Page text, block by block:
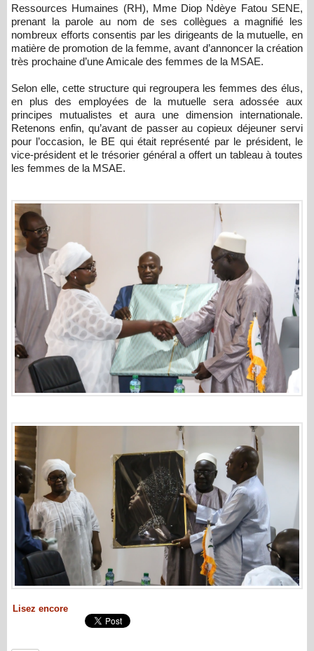
Ressources Humaines (RH), Mme Diop Ndèye Fatou SENE,
prenant la parole au nom de ses collègues a magnifié les
nombreux efforts consentis par les dirigeants de la mutuelle, en
matière de promotion de la femme, avant d’annoncer la création
très prochaine d’une Amicale des femmes de la MSAE.
Selon elle, cette structure qui regroupera les femmes des élus,
en plus des employées de la mutuelle sera adossée aux
principes mutualistes et aura une dimension internationale.
Retenons enfin, qu’avant de passer au copieux déjeuner servi
pour l’occasion, le BE qui était représenté par le président, le
vice-président et le trésorier général a offert un tableau à toutes
les femmes de la MSAE.
Lisez encore